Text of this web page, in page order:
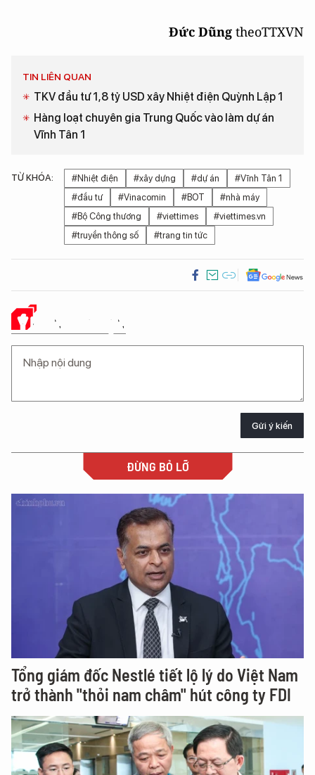
Đức Dũng theoTTXVN
TIN LIÊN QUAN
TKV đầu tư 1,8 tỷ USD xây Nhiệt điện Quỳnh Lập 1
Hàng loạt chuyên gia Trung Quốc vào làm dự án
Vĩnh Tân 1
TỪ KHÓA: #Nhiệt điện #xây dựng #dự án
#Vĩnh Tân 1
#đầu tư
#Vinacomin #BOT
#nhà máy
#Bộ Công thương
#viettimes
#viettimes.vn
#truyền thông số
#trang tin tức
Ý KIẾN CỦA BẠN
Gửi ý kiến
ĐỪNG BỎ LỠ
Tổng giám đốc Nestlé tiết lộ lý do Việt Nam
trở thành "thỏi nam châm" hút công ty FDI